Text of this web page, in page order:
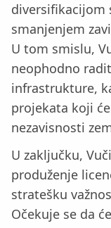
diversifikacijom
smanjenjem
U tom smislu,
neophodno
infrastrukture,
projekata koji
nezavisnosti
U zaključku,
produženje
stratešku
Očekuje se da